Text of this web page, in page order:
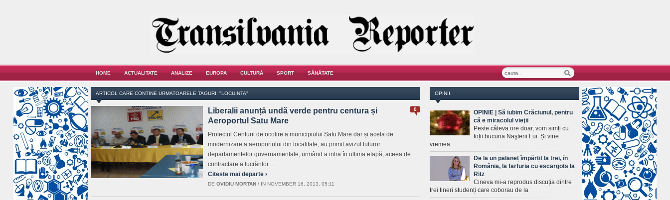
HOME ACTUALITATE ANALIZE EUROPA CULTURĂ SPORT SĂNĂTATE
ARTICOL CARE CONTINE URMATOARELE TAGURI: "LOCUINTA"
0
Liberalii anunță undă verde pentru centura și
Aeroportul Satu Mare
Proiectul Centurii de ocolire a municipiului Satu Mare dar și acela de
modernizare a aeroportului din localitate, au primit avizul tuturor
departamentelor guvernamentale, urmând a intra în ultima etapă, aceea de
contractare a lucrărilor.…
Citeste mai departe ›
DE OVIDIU MORTAN / IN NOVEMBER 16, 2013, 05:11
OPINII
OPINIE | Să iubim Crăciunul, pentru
că e miracolul vieţii
Peste câteva ore doar, vom simți cu
toții bucuria Naşterii Lui. Și vine
vremea
De la un palaneț împărțit la trei, în
România, la farfuria cu escargots la
Ritz
Cineva mi-a reprodus discuția dintre
trei tineri studenți care coborau de la